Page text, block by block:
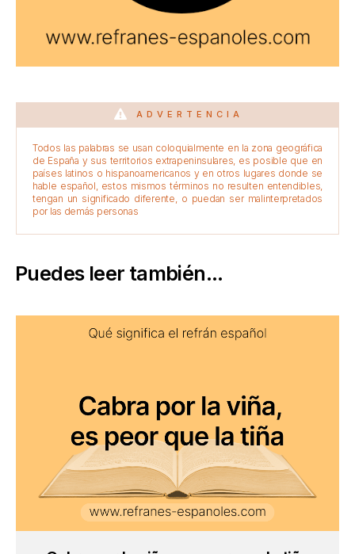
ADVERTENCIA
Todos las palabras se usan coloquialmente en la zona geográfica
de España y sus territorios extrapeninsulares, es posible que en
países latinos o hispanoamericanos y en otros lugares donde se
hable español, estos mismos términos no resulten entendibles,
tengan un significado diferente, o puedan ser malinterpretados
por las demás personas
Puedes leer también...